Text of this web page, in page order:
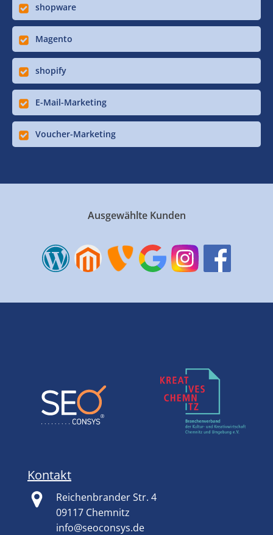
shopware
Magento
shopify
E-Mail-Marketing
Voucher-Marketing
Ausgewählte Kunden
Kontakt
Reichenbrander Str. 4
09117 Chemnitz
info@seoconsys.de